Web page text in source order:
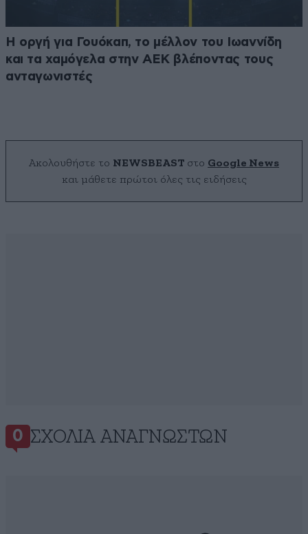
Η οργή για Γουόκαπ, το μέλλον του Ιωαννίδη
και τα χαμόγελα στην ΑΕΚ βλέποντας τους
ανταγωνιστές
Ακολουθήστε το NEWSBEAST στο Google News
και μάθετε πρώτοι όλες τις ειδήσεις
0 ΣΧΌΛΙΑ ΑΝΑΓΝΩΣΤΏΝ